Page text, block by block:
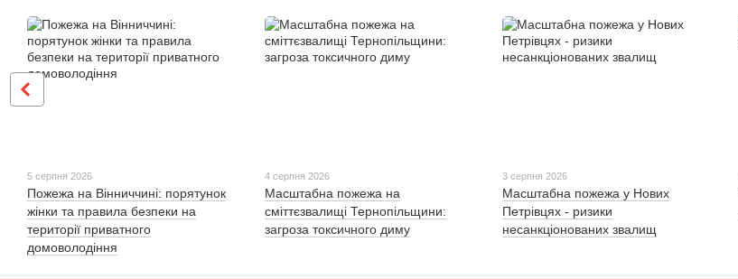
5 серпня 2026
Пожежа на Вінниччині: порятунок
жінки та правила безпеки на
території приватного
домоволодіння
4 серпня 2026
Масштабна пожежа на
сміттєзвалищі Тернопільщини:
загроза токсичного диму
3 серпня 2026
Масштабна пожежа у Нових
Петрівцях - ризики
несанкціонованих звалищ